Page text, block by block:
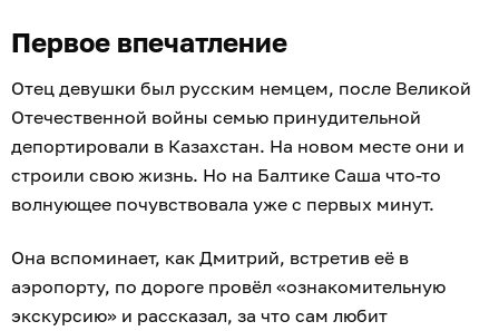
Первое впечатление
Отец девушки был русским немцем, после Великой
Отечественной войны семью принудительной
депортировали в Казахстан. На новом месте они и
строили свою жизнь. Но на Балтике Саша что-то
волнующее почувствовала уже с первых минут.
Она вспоминает, как Дмитрий, встретив её в
аэропорту, по дороге провёл «ознакомительную
экскурсию» и рассказал, за что сам любит